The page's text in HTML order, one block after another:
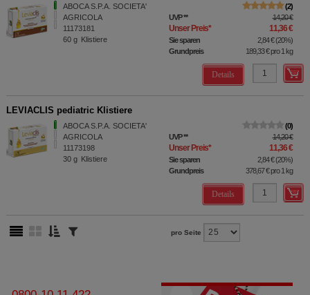
ABOCA S.P.A. SOCIETA'
AGRICOLA
11173181
60 g Klistiere
2
UVP** 14,20 €
Unser Preis* 11,36 €
Sie sparen 2,84 €(20%)
Grundpreis
189,33 €pro 1 kg
Details
LEVIACLIS pediatric Klistiere
ABOCA S.P.A. SOCIETA'
AGRICOLA
11173198
30 g Klistiere
0
UVP** 14,20 €
Unser Preis* 11,36 €
Sie sparen 2,84 €(20%)
Grundpreis
378,67 €pro 1 kg
Details
pro Seite